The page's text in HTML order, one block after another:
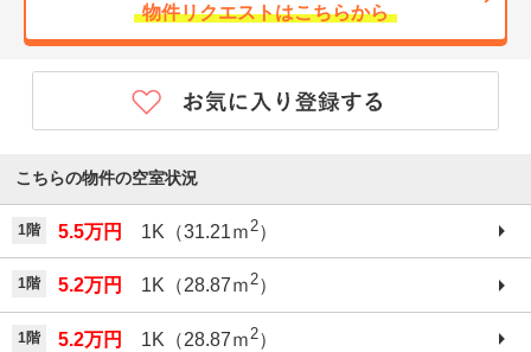
物件リクエストはこちらから
こちらの物件の空室状況
1階 5.5万円 1K（31.21ｍ2）
1階 5.2万円 1K（28.87ｍ2）
1階 5.2万円 1K（28.87ｍ 2）